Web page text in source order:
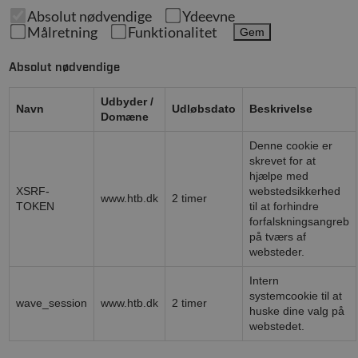
Absolut nødvendige
Ydeevne
Målretning
Funktionalitet Gem
Absolut nødvendige
Navn
Udbyder /
Domæne
Udløbsdato Beskrivelse
XSRF-
TOKEN
www.htb.dk 2 timer
Denne cookie er
skrevet for at
hjælpe med
webstedsikkerhed
til at forhindre
forfalskningsangreb
på tværs af
websteder.
wave_session www.htb.dk 2 timer
Intern
systemcookie til at
huske dine valg på
webstedet.